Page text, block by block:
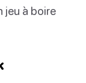
jeu à boire